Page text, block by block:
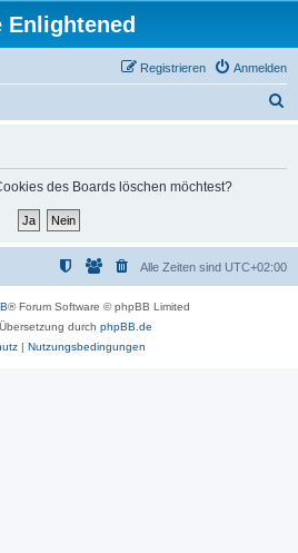
Enlightened
Anmelden
Registrieren
des Boards löschen möchtest?
Alle Zeiten sind UTC+02:00
® Forum Software © phpBB Limited
durch phpBB.de
| Nutzungsbedingungen